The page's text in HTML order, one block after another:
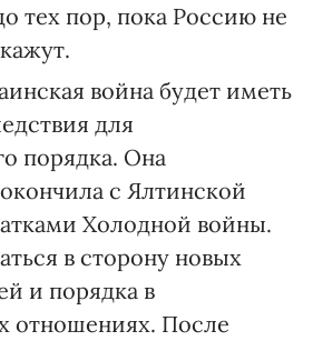
тех пор, пока Россию не
война будет иметь
для
порядка. Она
с Ялтинской
Холодной войны.
в сторону новых
и порядка в
отношениях. После